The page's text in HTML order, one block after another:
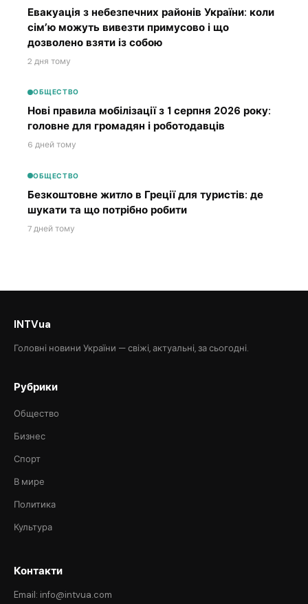
Евакуація з небезпечних районів України: коли
сім’ю можуть вивезти примусово і що
дозволено взяти із собою
2 дня тому
ОБЩЕСТВО
Нові правила мобілізації з 1 серпня 2026 року:
головне для громадян і роботодавців
6 дней тому
ОБЩЕСТВО
Безкоштовне житло в Греції для туристів: де
шукати та що потрібно робити
7 дней тому
INTVua
Головні новини України — свіжі, актуальні, за сьогодні.
Рубрики
Общество
Бизнес
Спорт
В мире
Политика
Культура
Контакти
Email: info@intvua.com